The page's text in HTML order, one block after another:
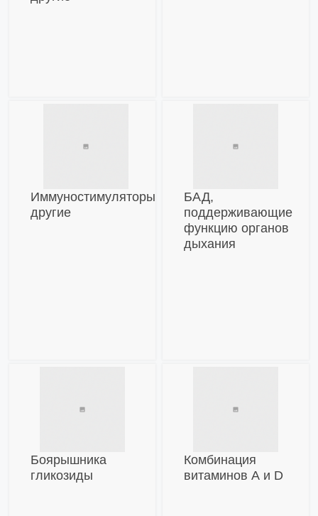
Иммуностимуляторы
другие
БАД,
поддерживающие
функцию органов
дыхания
Боярышника
гликозиды
Комбинация
витаминов А и D